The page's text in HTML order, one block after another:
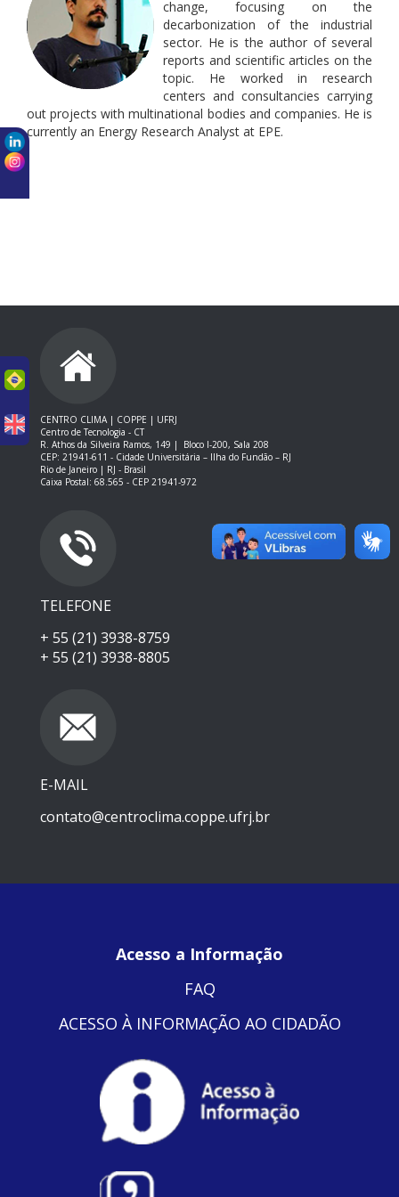
change, focusing on the
decarbonization of the industrial
sector. He is the author of several
reports and scientific articles on the
topic. He worked in research
centers and consultancies carrying
out projects with multinational bodies and companies. He is
currently an Energy Research Analyst at EPE.
CENTRO CLIMA | COPPE | UFRJ
Centro de Tecnologia - CT
R. Athos da Silveira Ramos, 149 |
Bloco I-200, Sala 208
CEP: 21941-611 - Cidade Universitária – Ilha do Fundão – RJ
Rio de Janeiro | RJ - Brasil
Caixa Postal: 68.565 - CEP 21941-972
TELEFONE
+ 55 (21) 3938-8759
+ 55 (21) 3938-8805
E-MAIL
contato@centroclima.coppe.ufrj.br
Acesso a Informação
FAQ
ACESSO À INFORMAÇÃO AO CIDADÃO